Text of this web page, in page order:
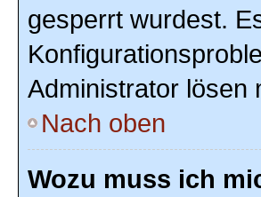
gesperrt wurdest.
Administrator lösen
Nach oben
Wozu muss ich